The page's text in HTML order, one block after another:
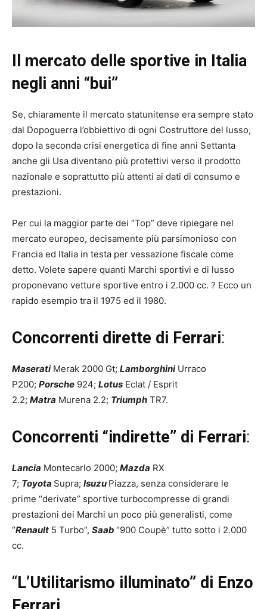
Il mercato delle sportive in Italia
negli anni “bui”
Se, chiaramente il mercato statunitense era sempre stato
dal Dopoguerra l’obbiettivo di ogni Costruttore del lusso,
dopo la seconda crisi energetica di fine anni Settanta
anche gli Usa diventano più protettivi verso il prodotto
nazionale e soprattutto più attenti ai dati di consumo e
prestazioni.
Per cui la maggior parte dei “Top” deve ripiegare nel
mercato europeo, decisamente più parsimonioso con
Francia ed Italia in testa per vessazione fiscale come
detto. Volete sapere quanti Marchi sportivi e di lusso
proponevano vetture sportive entro i 2.000 cc. ? Ecco un
rapido esempio tra il 1975 ed il 1980.
Concorrenti dirette di Ferrari:
MaseratiMerak 2000 Gt; LamborghiniUrraco
P200; Porsche 924; Lotus Eclat / Esprit
2.2; Matra Murena 2.2; Triumph TR7.
Concorrenti “indirette” di Ferrari:
Lancia Montecarlo 2000; Mazda RX
7; Toyota Supra; Isuzu Piazza, senza considerare le
prime “derivate” sportive turbocompresse di grandi
prestazioni dei Marchi un poco più generalisti, come
“Renault 5 Turbo”, Saab “900 Coupè” tutto sotto i 2.000
cc.
“L’Utilitarismo illuminato” di Enzo